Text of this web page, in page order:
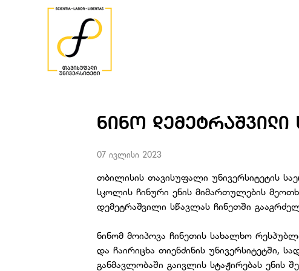
ᲜᲘᲜᲝ ᲓᲔᲛᲔᲢᲠᲐᲨᲕᲘᲚᲘ
07 ივლისი 2023
თბილისის თავისუფალი უნივერსიტეტის
სკოლის ჩინური ენის მიმართულების
დემეტრაშვილი სწავლას ჩინეთში
ნინომ მოიპოვა ჩინეთის სახალხო
და ჩაირიცხა თიენძინის უნივერსიტეტში,
განმავლობაში გაივლის სტაჟირებას ენის